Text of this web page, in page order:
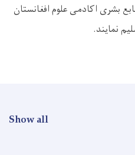
بشری اکادمی علوم افغانستان
نمایند.
Show all